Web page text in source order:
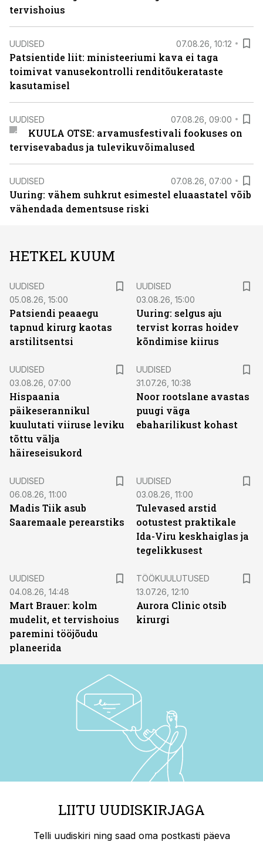
tervishoius
UUDISED 07.08.26, 10:12
Patsientide liit: ministeeriumi kava ei taga
toimivat vanusekontrolli renditõukerataste
kasutamisel
UUDISED 07.08.26, 09:00
KUULA OTSE: arvamusfestivali fookuses on
tervisevabadus ja tulevikuvõimalused
UUDISED 07.08.26, 07:00
Uuring: vähem suhkrut esimestel eluaastatel võib
vähendada dementsuse riski
HETKEL KUUM
UUDISED
05.08.26, 15:00
Patsiendi peaaegu
tapnud kirurg kaotas
arstilitsentsi
UUDISED
03.08.26, 15:00
Uuring: selgus aju
tervist korras hoidev
kõndimise kiirus
UUDISED
03.08.26, 07:00
Hispaania
päikeserannikul
kuulutati viiruse leviku
tõttu välja
häireseisukord
UUDISED
31.07.26, 10:38
Noor rootslane avastas
puugi väga
ebaharilikust kohast
UUDISED
06.08.26, 11:00
Madis Tiik asub
Saaremaale perearstiks
UUDISED
03.08.26, 11:00
Tulevased arstid
ootustest praktikale
Ida-Viru keskhaiglas ja
tegelikkusest
UUDISED
04.08.26, 14:48
Mart Brauer: kolm
mudelit, et tervishoius
paremini tööjõudu
planeerida
TÖÖKUULUTUSED
13.07.26, 12:10
Aurora Clinic otsib
kirurgi
LIITU UUDISKIRJAGA
Telli uudiskiri ning saad oma postkasti päeva